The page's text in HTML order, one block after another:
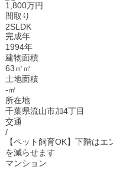
1,800万円
間取り
2SLDK
完成年
1994年
建物面積
63㎡㎡
土地面積
-㎡
所在地
千葉県流山市加4丁目
交通
/
【ペット飼育OK】下階は
を減らせます
マンション